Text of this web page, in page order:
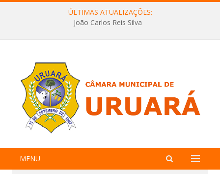
ÚLTIMAS ATUALIZAÇÕES:
João Carlos Reis Silva
MENU